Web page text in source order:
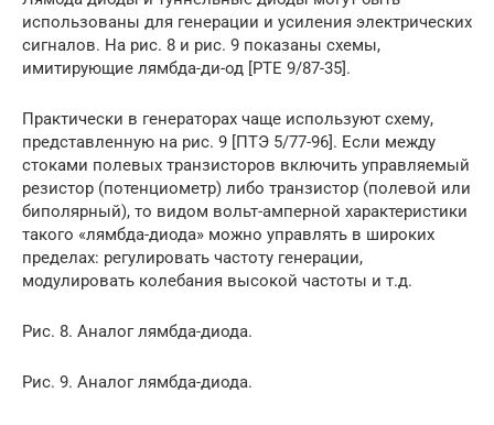
использованы для генерации и усиления электрических
сигналов. На рис. 8 и рис. 9 показаны схемы,
имитирующие лямбда-ди-од [РТЕ 9/87-35].
Практически в генераторах чаще используют схему,
представленную на рис. 9 [ПТЭ 5/77-96]. Если между
стоками полевых транзисторов включить управляемый
резистор (потенциометр) либо транзистор (полевой или
биполярный), то видом вольт-амперной характеристики
такого «лямбда-диода» можно управлять в широких
пределах: регулировать частоту генерации,
модулировать колебания высокой частоты и т.д.
Рис. 8. Аналог лямбда-диода.
Рис. 9. Аналог лямбда-диода.